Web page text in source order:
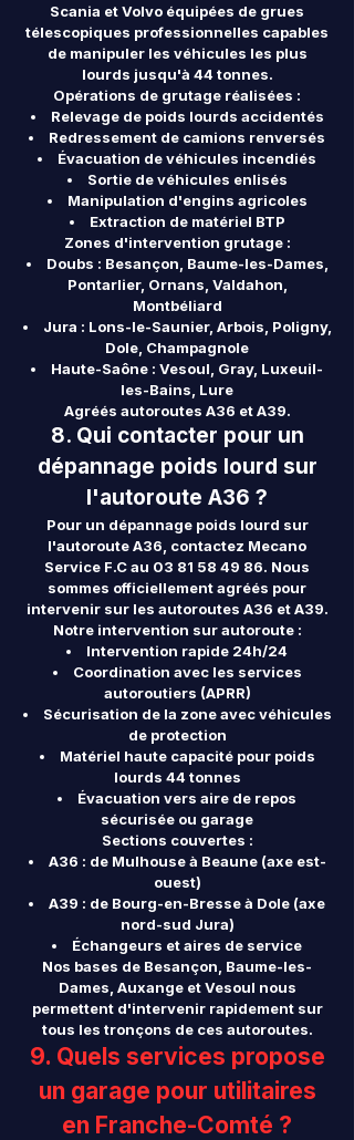
Scania et Volvo équipées de grues
télescopiques professionnelles capables
de manipuler les véhicules les plus
lourds jusqu'à 44 tonnes.
Opérations de grutage réalisées :
Relevage de poids lourds accidentés
Redressement de camions renversés
Évacuation de véhicules incendiés
Sortie de véhicules enlisés
Manipulation d'engins agricoles
Extraction de matériel BTP
Zones d'intervention grutage :
Doubs : Besançon, Baume-les-Dames,
Pontarlier, Ornans, Valdahon,
Montbéliard
Jura : Lons-le-Saunier, Arbois, Poligny,
Dole, Champagnole
Haute-Saône : Vesoul, Gray, Luxeuil-
les-Bains, Lure
Agréés autoroutes A36 et A39.
8. Qui contacter pour un
dépannage poids lourd sur
l'autoroute A36 ?
Pour un dépannage poids lourd sur
l'autoroute A36, contactez Mecano
Service F.C au 03 81 58 49 86. Nous
sommes officiellement agréés pour
intervenir sur les autoroutes A36 et A39.
Notre intervention sur autoroute :
Intervention rapide 24h/24
Coordination avec les services
autoroutiers (APRR)
Sécurisation de la zone avec véhicules
de protection
Matériel haute capacité pour poids
lourds 44 tonnes
Évacuation vers aire de repos
sécurisée ou garage
Sections couvertes :
A36 : de Mulhouse à Beaune (axe est-
ouest)
A39 : de Bourg-en-Bresse à Dole (axe
nord-sud Jura)
Échangeurs et aires de service
Nos bases de Besançon, Baume-les-
Dames, Auxange et Vesoul nous
permettent d'intervenir rapidement sur
tous les tronçons de ces autoroutes.
9. Quels services propose
un garage pour utilitaires
en Franche-Comté ?